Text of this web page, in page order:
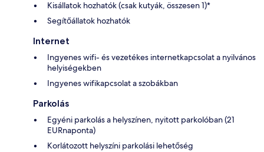
Kisállatok hozhatók (csak kutyák, összesen 1)*
Segítőállatok hozhatók
Internet
Ingyenes wifi- és vezetékes internetkapcsolat a nyilvános
helyiségekben
Ingyenes wifikapcsolat a szobákban
Parkolás
Egyéni parkolás a helyszínen, nyitott parkolóban (21
EURnaponta)
Korlátozott helyszíni parkolási lehetőség